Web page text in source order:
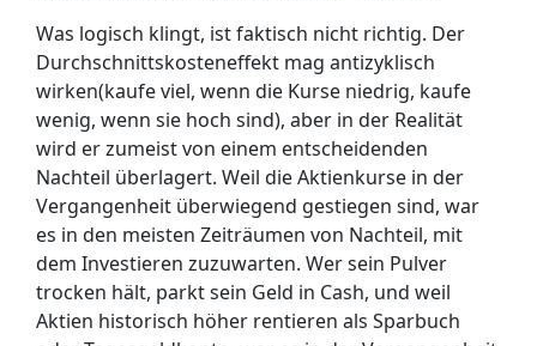
Was logisch klingt, ist faktisch nicht richtig. Der
Durchschnittskosteneffekt mag antizyklisch
wirken(kaufe viel, wenn die Kurse niedrig, kaufe
wenig, wenn sie hoch sind), aber in der Realität
wird er zumeist von einem entscheidenden
Nachteil überlagert. Weil die Aktienkurse in der
Vergangenheit überwiegend gestiegen sind, war
es in den meisten Zeiträumen von Nachteil, mit
dem Investieren zuzuwarten. Wer sein Pulver
trocken hält, parkt sein Geld in Cash, und weil
Aktien historisch höher rentieren als Sparbuch